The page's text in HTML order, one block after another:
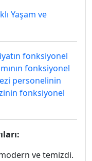
Yaşam ve
fonksiyonel
fonksiyonel
personelinin
fonksiyonel
ve temizdi.